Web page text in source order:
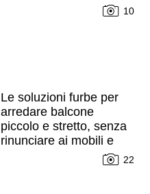
10
Le soluzioni furbe per
arredare balcone
piccolo e stretto, senza
rinunciare ai mobili e
22